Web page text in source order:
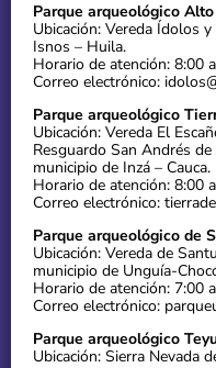
Parque arqueológico
Ubicación: Vereda Ídolos
Isnos – Huila.
Horario de atención: 8:00
Correo electrónico:
Parque arqueológico
Ubicación: Vereda El
Resguardo San Andrés
municipio de Inzá – Cauca.
Horario de atención: 8:00
Correo electrónico:
Parque arqueológico de
Ubicación: Vereda de
municipio de Unguía-
Horario de atención: 7:00
Correo electrónico:
Parque arqueológico
Ubicación: Sierra Nevada